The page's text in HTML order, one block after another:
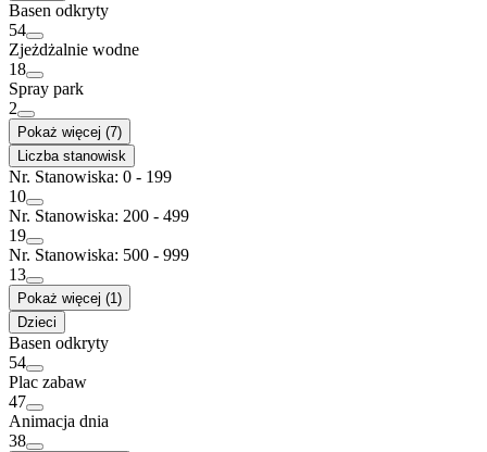
Basen odkryty
54
Zjeżdżalnie wodne
18
Spray park
2
Pokaż więcej (7)
Liczba stanowisk
Nr. Stanowiska: 0 - 199
10
Nr. Stanowiska: 200 - 499
19
Nr. Stanowiska: 500 - 999
13
Pokaż więcej (1)
Dzieci
Basen odkryty
54
Plac zabaw
47
Animacja dnia
38